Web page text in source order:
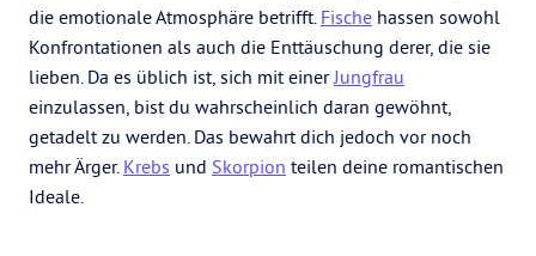
die emotionale Atmosphäre betrifft. Fische hassen sowohl
Konfrontationen als auch die Enttäuschung derer, die sie
lieben. Da es üblich ist, sich mit einerJungfrau
einzulassen, bist du wahrscheinlich daran gewöhnt,
getadelt zu werden. Das bewahrt dich jedoch vor noch
mehr Ärger. Krebs und Skorpion teilen deine romantischen
Ideale.